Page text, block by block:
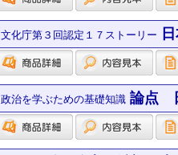
文化庁第３回認定１７ストーリー
政治を学ぶための基礎知識 論点